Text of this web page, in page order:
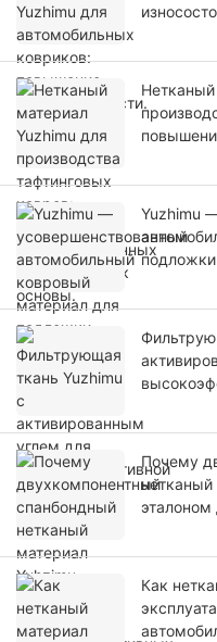
Yuzhimu
Почему
нетканый
Как